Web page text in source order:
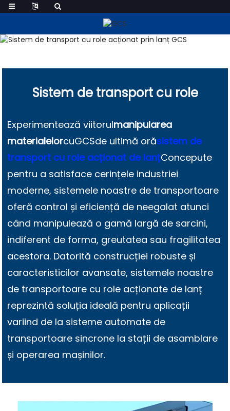
Sistem De Transport Cu Role
Sistem de transport cu role
Experimentează viitorulmanipularea
materialelorcuGCSde ultimă orăsistem de
transport cu role acționat de lanțConcepute
pentru a satisface cerințele industriei
moderne, sistemele noastre de transportoare
oferă control și eficiență de neegalat atunci
când manipulează o gamă largă de sarcini,
indiferent de forma, greutatea sau fragilitatea
acestora. Datorită construcției robuste și
caracteristicilor avansate, sistemele noastre
de transportoare cu role acționate de lanț
reprezintă soluția ideală pentru aplicații
variind de la sisteme automate de
transportoare sincrone la stații de asamblare
și operarea mașinilor.